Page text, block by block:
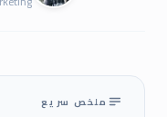
ملخص سريع